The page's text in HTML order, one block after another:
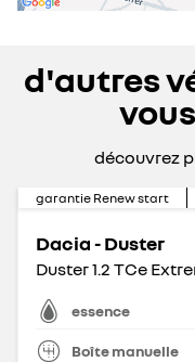
d'autres
découvrez
garantie Renew start
Dacia - Duster
Duster 1.2 TCe
essence
Boîte manuelle